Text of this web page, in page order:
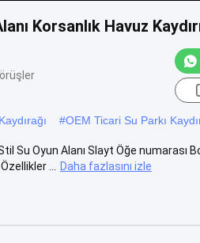
Korsanlık Havuz
#OEM Ticari Su Parkı
Su Oyun Alanı Slayt Öğe numarası
...
Daha fazlasını izle